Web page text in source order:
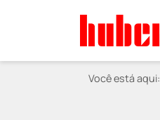
Você está aqui: